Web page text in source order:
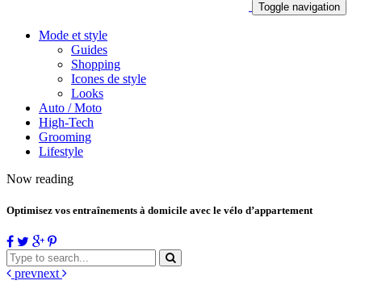
Toggle navigation
Mode et style
Guides
Shopping
Icones de style
Looks
Auto / Moto
High-Tech
Grooming
Lifestyle
Now reading
Optimisez vos entraînements à domicile avec le vélo d’appartement
prevnext